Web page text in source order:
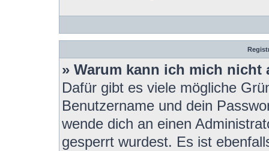
» Warum kann ich mich nicht
Dafür gibt es viele mögliche
Benutzername und dein
wende dich an einen
gesperrt wurdest. Es ist